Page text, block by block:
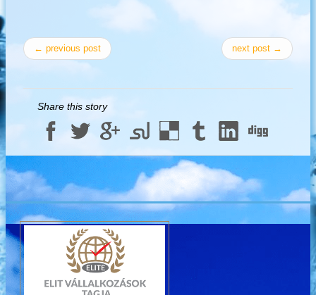
← previous post next post →
Share this story